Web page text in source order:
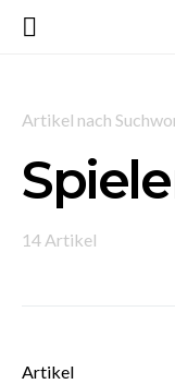
Artikel nach
14 Artikel
Artikel